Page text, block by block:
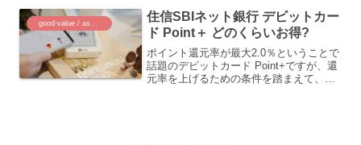
good-value / assets
住信SBIネット銀行 デビットカー
ド Point＋ どのくらいお得?
ポイント還元率が最大2.0％ということで
話題のデビットカード Point+ですが、還
元率を上げるための条件を踏まえて、ど